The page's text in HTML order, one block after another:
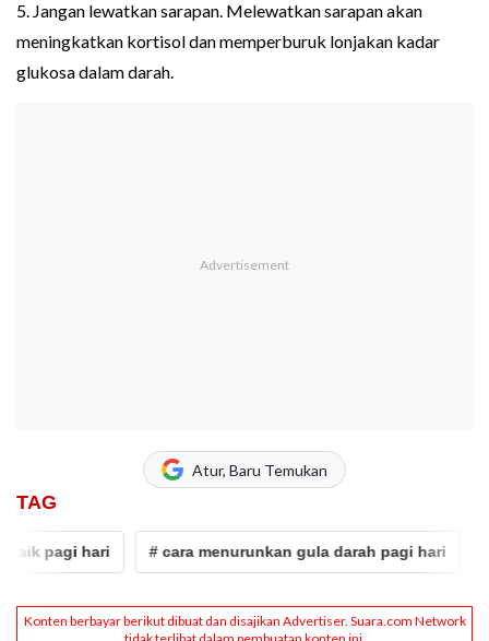
5. Jangan lewatkan sarapan. Melewatkan sarapan akan
meningkatkan kortisol dan memperburuk lonjakan kadar
glukosa dalam darah.
Atur, Baru Temukan
TAG
pagi hari # cara menurunkan gula darah pagi hari